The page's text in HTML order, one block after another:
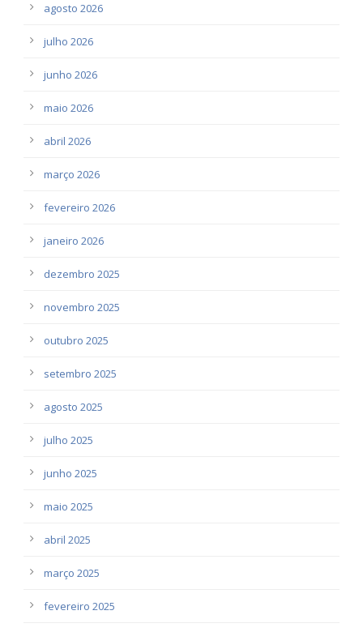
agosto 2026
julho 2026
junho 2026
maio 2026
abril 2026
março 2026
fevereiro 2026
janeiro 2026
dezembro 2025
novembro 2025
outubro 2025
setembro 2025
agosto 2025
julho 2025
junho 2025
maio 2025
abril 2025
março 2025
fevereiro 2025